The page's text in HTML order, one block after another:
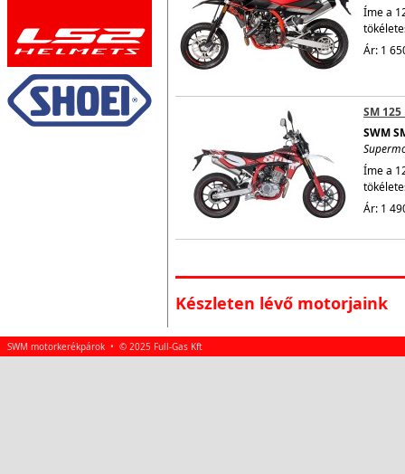
Íme a
Ár: 1
SM 125
SWM
Íme a
Ár: 1
Készleten lévő motorjaink
SWM motorkerékpárok • © 2025 Full-Gas Kft